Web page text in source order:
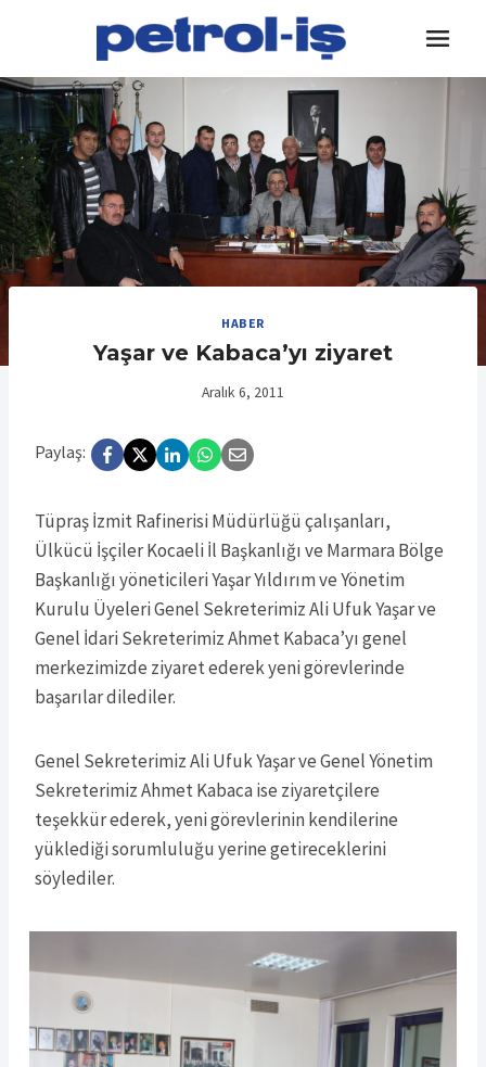
content
HABER
Yaşar ve Kabaca’yı ziyaret
Aralık 6, 2011
Paylaş:
Tüpraş İzmit Rafinerisi Müdürlüğü çalışanları,
Ülkücü İşçiler Kocaeli İl Başkanlığı ve Marmara Bölge
Başkanlığı yöneticileri Yaşar Yıldırım ve Yönetim
Kurulu Üyeleri Genel Sekreterimiz Ali Ufuk Yaşar ve
Genel İdari Sekreterimiz Ahmet Kabaca’yı genel
merkezimizde ziyaret ederek yeni görevlerinde
başarılar dilediler.
Genel Sekreterimiz Ali Ufuk Yaşar ve Genel Yönetim
Sekreterimiz Ahmet Kabaca ise ziyaretçilere
teşekkür ederek, yeni görevlerinin kendilerine
yüklediği sorumluluğu yerine getireceklerini
söylediler.